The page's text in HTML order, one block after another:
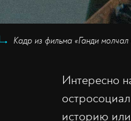
Кадр из фильма «Ганди
Интересно
историю